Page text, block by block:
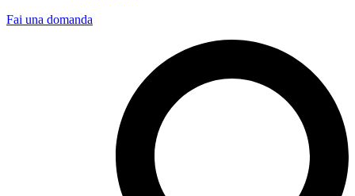
Fai una domanda